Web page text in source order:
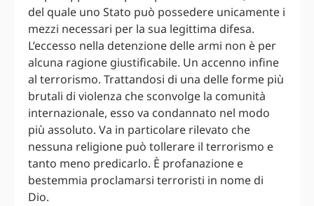
del quale uno Stato può possedere unicamente i
mezzi necessari per la sua legittima difesa.
L’eccesso nella detenzione delle armi non è per
alcuna ragione giustificabile. Un accenno infine
al terrorismo. Trattandosi di una delle forme più
brutali di violenza che sconvolge la comunità
internazionale, esso va condannato nel modo
più assoluto. Va in particolare rilevato che
nessuna religione può tollerare il terrorismo e
tanto meno predicarlo. È profanazione e
bestemmia proclamarsi terroristi in nome di
Dio.